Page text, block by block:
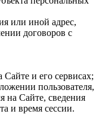
или иной адрес,
договоров с
Сайте и его сервисах;
пользователя,
на Сайте, сведения
и время сессии.